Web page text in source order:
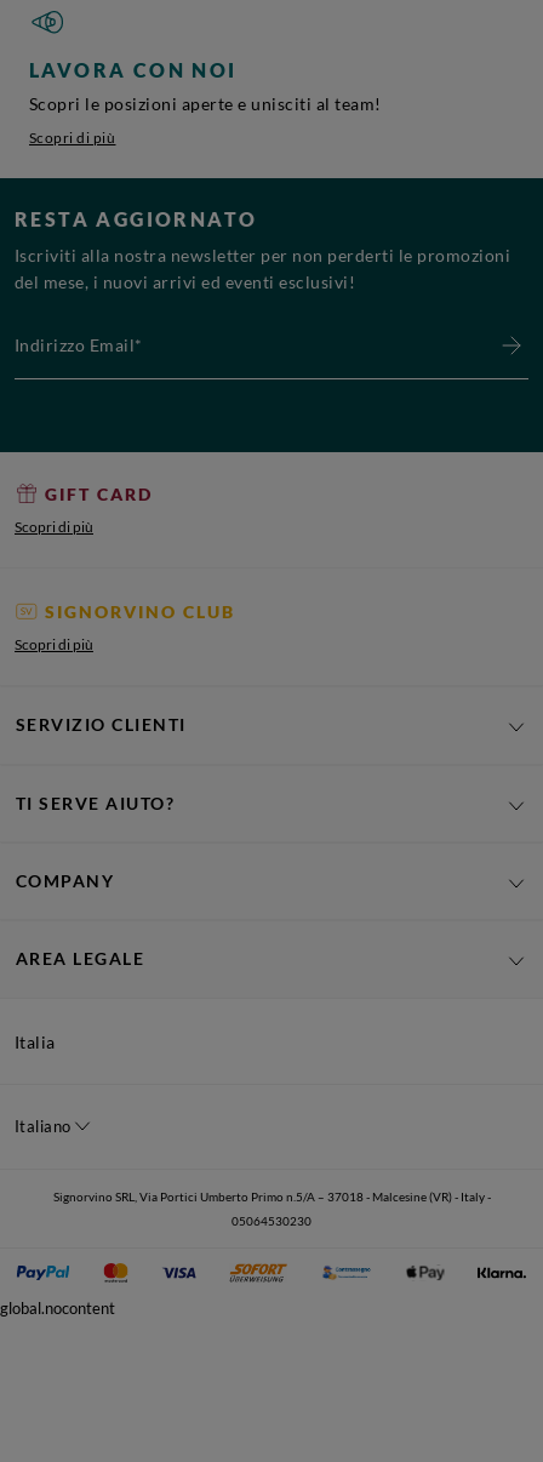
LAVORA CON NOI
Scopri le posizioni aperte e unisciti al team!
Scopri di più
RESTA AGGIORNATO
Iscriviti alla nostra newsletter per non perderti le promozioni
del mese, i nuovi arrivi ed eventi esclusivi!
GIFT CARD
Scopri di più
SIGNORVINO CLUB
Scopri di più
SERVIZIO CLIENTI
TI SERVE AIUTO?
COMPANY
AREA LEGALE
Italia
Italiano
Signorvino SRL, Via Portici Umberto Primo n.5/A – 37018 - Malcesine (VR) - Italy -
05064530230
global.nocontent